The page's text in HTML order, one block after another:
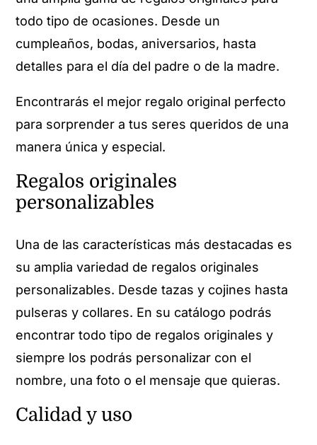
todo tipo de ocasiones. Desde un
cumpleaños, bodas, aniversarios, hasta
detalles para el día del padre o de la madre.
Encontrarás el mejor regalo original perfecto
para sorprender a tus seres queridos de una
manera única y especial.
Regalos originales
personalizables
Una de las características más destacadas es
su amplia variedad de regalos originales
personalizables. Desde tazas y cojines hasta
pulseras y collares. En su catálogo podrás
encontrar todo tipo de regalos originales y
siempre los podrás personalizar con el
nombre, una foto o el mensaje que quieras.
Calidad y uso